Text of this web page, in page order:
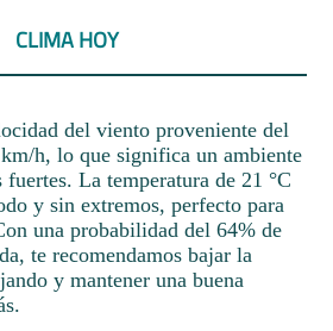
CLIMA HOY
del viento proveniente del
km/h, lo que significa un ambiente
La temperatura de 21 °C
y sin extremos, perfecto para
una probabilidad del 64% de
te recomendamos bajar la
y mantener una buena